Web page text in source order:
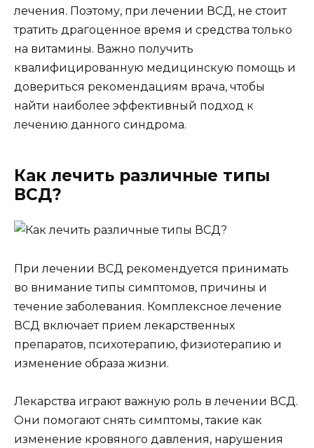
лечения. Поэтому, при лечении ВСД, не стоит
тратить драгоценное время и средства только
на витамины. Важно получить
квалифицированную медицинскую помощь и
довериться рекомендациям врача, чтобы
найти наиболее эффективный подход к
лечению данного синдрома.
Как лечить различные типы
ВСД?
При лечении ВСД рекомендуется принимать
во внимание типы симптомов, причины и
течение заболевания. Комплексное лечение
ВСД включает прием лекарственных
препаратов, психотерапию, физиотерапию и
изменение образа жизни.
Лекарства играют важную роль в лечении ВСД.
Они помогают снять симптомы, такие как
изменение кровяного давления, нарушения